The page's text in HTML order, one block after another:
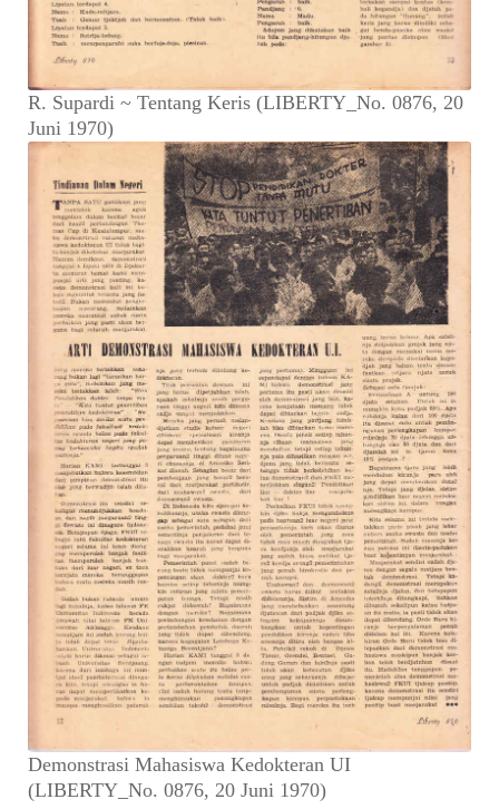
R. Supardi ~ Tentang Keris (LIBERTY_No. 0876, 20
Juni 1970)
Demonstrasi Mahasiswa Kedokteran UI
(LIBERTY_No. 0876, 20 Juni 1970)